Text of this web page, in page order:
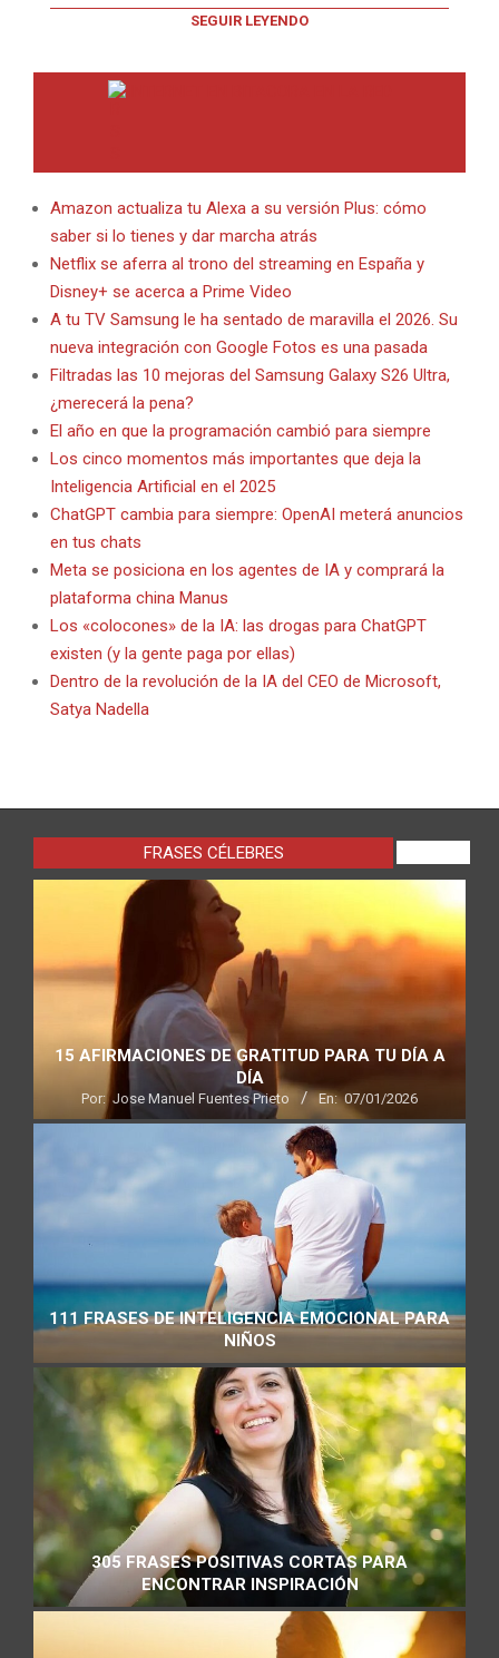
SEGUIR LEYENDO
Amazon actualiza tu Alexa a su versión Plus: cómo
saber si lo tienes y dar marcha atrás
Netflix se aferra al trono del streaming en España y
Disney+ se acerca a Prime Video
A tu TV Samsung le ha sentado de maravilla el 2026. Su
nueva integración con Google Fotos es una pasada
Filtradas las 10 mejoras del Samsung Galaxy S26 Ultra,
¿merecerá la pena?
El año en que la programación cambió para siempre
Los cinco momentos más importantes que deja la
Inteligencia Artificial en el 2025
ChatGPT cambia para siempre: OpenAI meterá anuncios
en tus chats
Meta se posiciona en los agentes de IA y comprará la
plataforma china Manus
Los «colocones» de la IA: las drogas para ChatGPT
existen (y la gente paga por ellas)
Dentro de la revolución de la IA del CEO de Microsoft,
Satya Nadella
FRASES CÉLEBRES
15 AFIRMACIONES DE GRATITUD PARA TU DÍA A
DÍA
Por: Jose Manuel Fuentes Prieto En: 07/01/2026
111 FRASES DE INTELIGENCIA EMOCIONAL PARA
NIÑOS
305 FRASES POSITIVAS CORTAS PARA
ENCONTRAR INSPIRACIÓN